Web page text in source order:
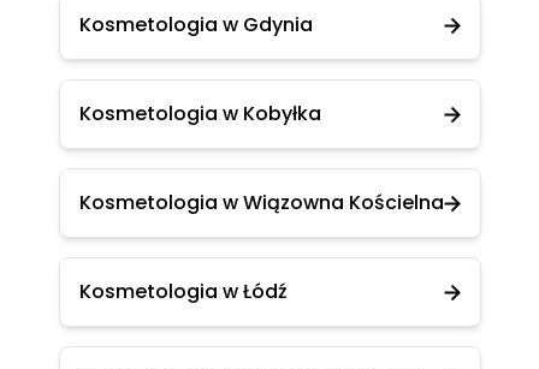
Kosmetologia w Gdynia
Kosmetologia w Kobyłka
Kosmetologia w Wiązowna Kościelna
Kosmetologia w Łódź